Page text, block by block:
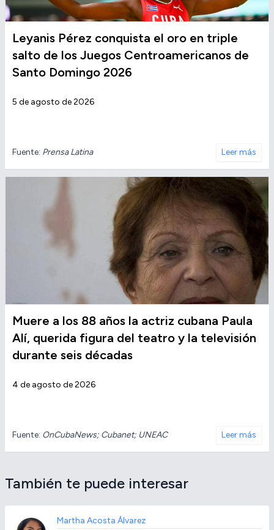
Leyanis Pérez conquista el oro en triple
salto de los Juegos Centroamericanos de
Santo Domingo 2026
5 de agosto de 2026
Fuente: Prensa Latina Leer más
Muere a los 88 años la actriz cubana Paula
Alí, querida figura del teatro y la televisión
durante seis décadas
4 de agosto de 2026
Fuente: OnCubaNews; Cubanet; UNEAC Leer más
También te puede interesar
Martha Acosta Álvarez